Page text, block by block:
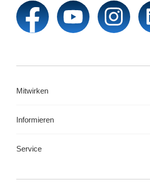
Mitwirken
Informieren
Service